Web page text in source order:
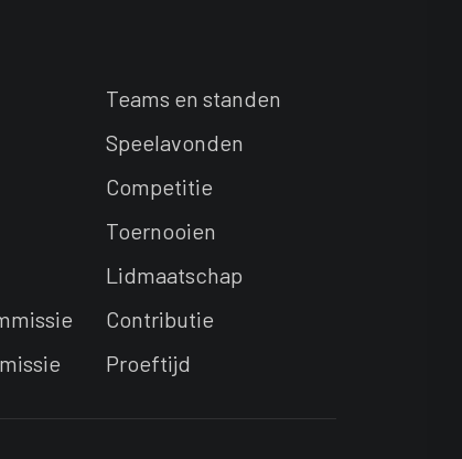
Teams en standen
Speelavonden
Competitie
Toernooien
Lidmaatschap
Contributie
Proeftijd